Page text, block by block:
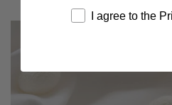
I agree to the